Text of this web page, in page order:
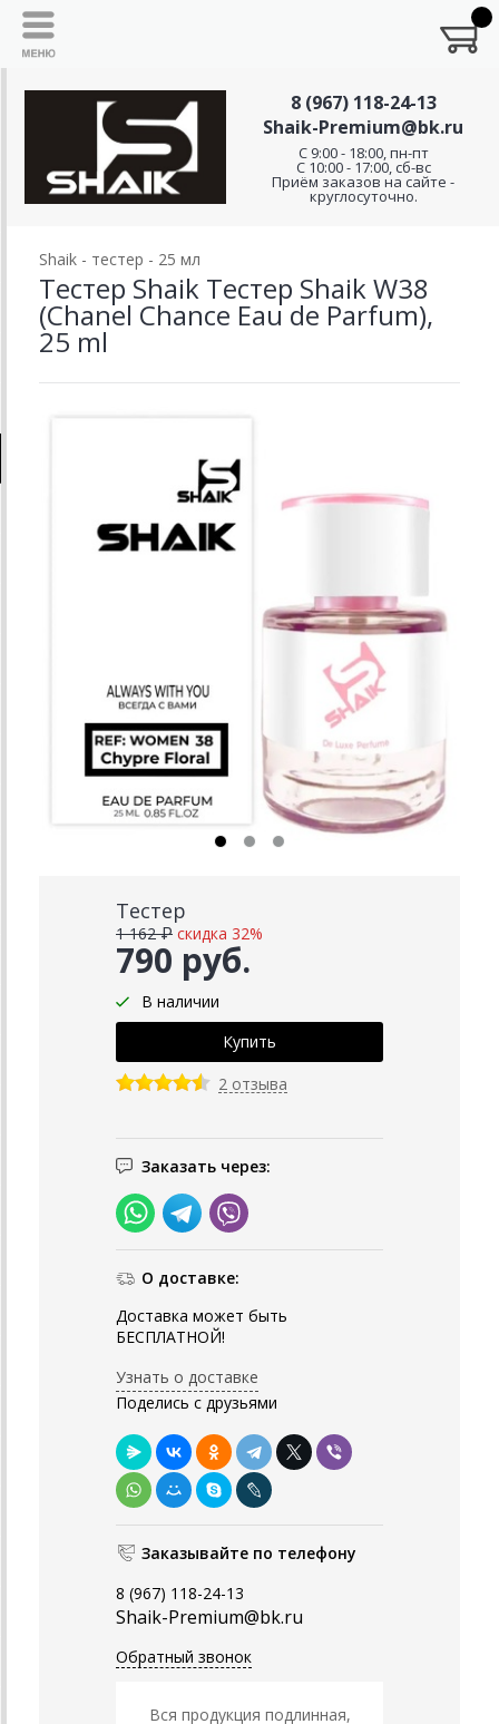
8 (967) 118-24-13
Shaik-Premium@bk.ru
C 9:00 - 18:00, пн-пт
С 10:00 - 17:00, сб-вс
Приём заказов на сайте -
круглосуточно.
Shaik - тестер - 25 мл
Тестер Shaik Тестер Shaik W38
(Chanel Chance Eau de Parfum),
25 ml
Тестер
790 руб.
1 162 ₽ скидка 32%
В наличии
2 отзыва
Заказать через:
О доставке:
Доставка может быть
БЕСПЛАТНОЙ!
Узнать о доставке
Поделись с друзьями
Заказывайте по телефону
8 (967) 118-24-13
Shaik-Premium@bk.ru
Обратный звонок
Вся продукция подлинная,